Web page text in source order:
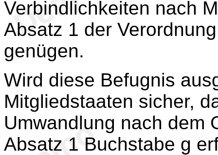
Verbindlichkeiten nach
Absatz 1 der
genügen.
Wird diese Befugnis
Mitgliedstaaten sicher,
Umwandlung nach dem
Absatz 1 Buchstabe g